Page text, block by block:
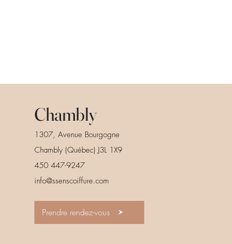
Chambly
1307, Avenue Bourgogne
Chambly (Québec) J3L 1X9
450 447-9247
info@ssenscoiffure.com
Prendre rendez-vous